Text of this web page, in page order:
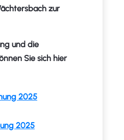
zur
und die
Sie sich hier
2025
2025